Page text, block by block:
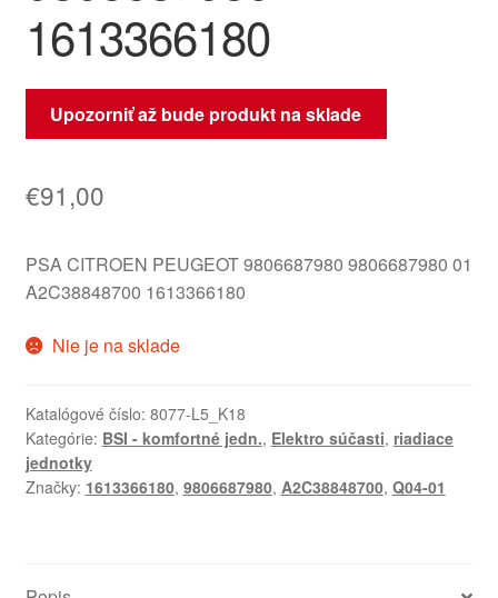
1613366180
Upozorniť až bude produkt na sklade
€91,00
PSA CITROEN PEUGEOT 9806687980 9806687980 01
A2C38848700 1613366180
Nie je na sklade
Katalógové číslo: 8077-L5_K18
Kategórie: BSI - komfortné jedn., Elektro súčasti, riadiace
jednotky
Značky: 1613366180, 9806687980, A2C38848700, Q04-01